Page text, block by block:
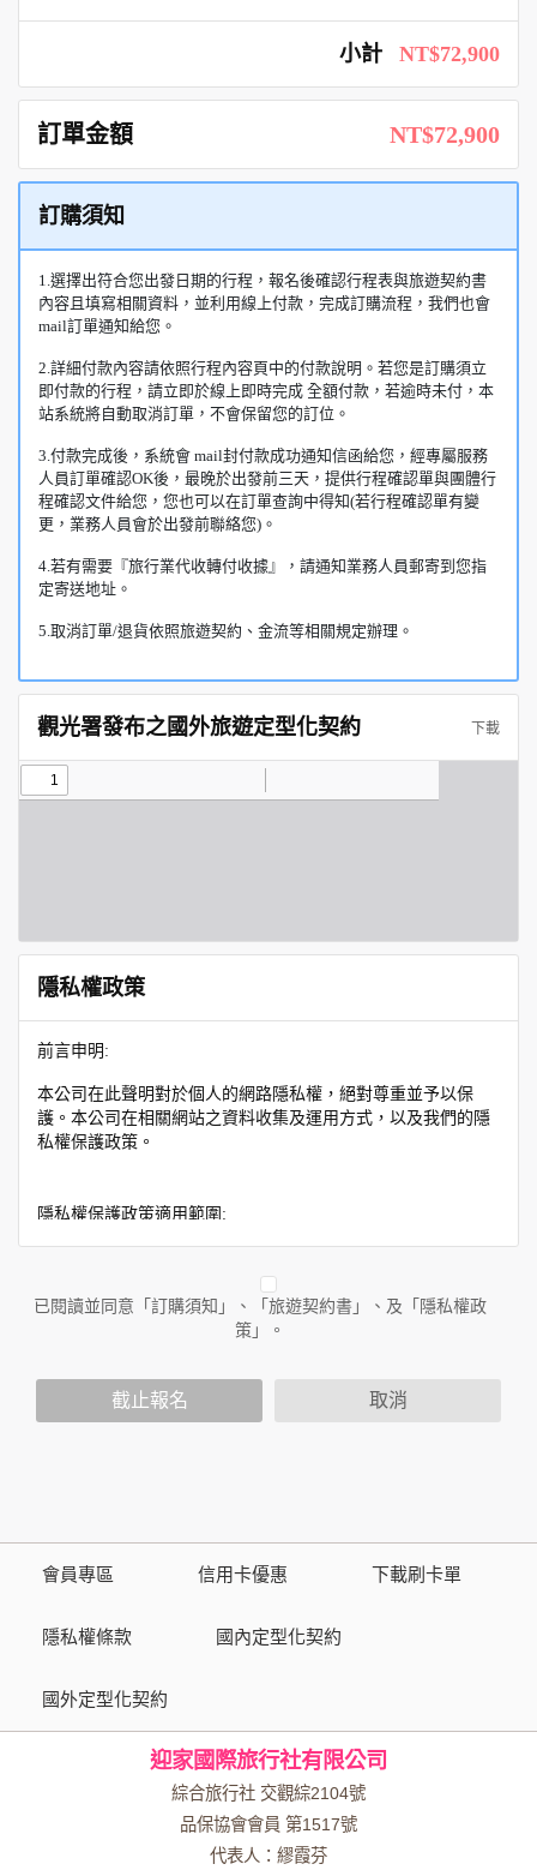
小計 NT$72,900
訂單金額 NT$72,900
訂購須知
1.選擇出符合您出發日期的行程，報名後確認行程表與旅遊契約書
內容且填寫相關資料，並利用線上付款，完成訂購流程，我們也會
mail訂單通知給您。
2.詳細付款內容請依照行程內容頁中的付款說明。若您是訂購須立
即付款的行程，請立即於線上即時完成 全額付款，若逾時未付，本
站系統將自動取消訂單，不會保留您的訂位。
3.付款完成後，系統會 mail封付款成功通知信函給您，經專屬服務
人員訂單確認OK後，最晚於出發前三天，提供行程確認單與團體行
程確認文件給您，您也可以在訂單查詢中得知(若行程確認單有變
更，業務人員會於出發前聯絡您)。
4.若有需要『旅行業代收轉付收據』，請通知業務人員郵寄到您指
定寄送地址。
5.取消訂單/退貨依照旅遊契約、金流等相關規定辦理。
觀光署發布之國外旅遊定型化契約 下載
隱私權政策
前言申明:
本公司在此聲明對於個人的網路隱私權，絕對尊重並予以保
護。本公司在相關網站之資料收集及運用方式，以及我們的隱
私權保護政策。
隱私權保護政策適用範圍:
務時收集到的身份識別資料，也包括本公司如何處理在商業合
作與本公司合作時分享的任何身份識別資料。隱私權保護政策
不適用於本公司以外的公司或網站群，與非本站所僱用或管理
放連結的廠商也可能蒐集您個人的資料。對於您主動提供的個
人資訊，這些廣告廠商或連結網站有其個別的隱私權保護政
策，其資料處理措施不適用於本公司隱私權保護政策。
資料的蒐集與使用方式:
為了在本網站提供您最佳的互動性服務，可能會請您提供相關
本網站在您使用服務信箱、問卷調查等互動性功能時，會保留
於一般瀏覽時，伺服器會自行記錄相關行徑，包括您使用連線
設備的 IP 位址、使用時間、使用的瀏覽器、瀏覽及點選資料記
錄等，做為我們增進網站服務的參考依據，此記錄為內部應
用，決不對外公布。
已閱讀並同意「訂購須知」、「旅遊契約書」、及「隱私權政
策」。
截止報名 取消
會員專區 信用卡優惠 下載刷卡單
隱私權條款 國內定型化契約
國外定型化契約
迎家國際旅行社有限公司
綜合旅行社 交觀綜2104號
品保協會會員 第1517號
代表人：繆霞芬